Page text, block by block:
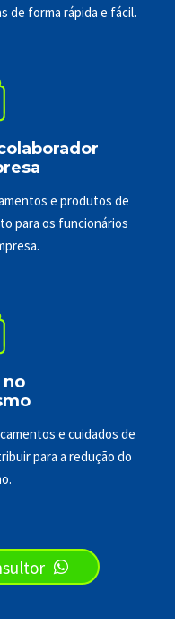
de forma rápida e fácil.
e produtos de
para os funcionários
no
e cuidados de
para a redução do